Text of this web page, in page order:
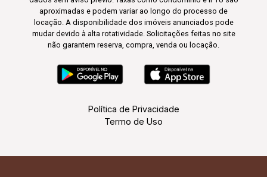
aproximadas e podem variar ao longo do processo de
locação. A disponibilidade dos imóveis anunciados pode
mudar devido à alta rotatividade. Solicitações feitas no site
não garantem reserva, compra, venda ou locação.
Política de Privacidade
Termo de Uso